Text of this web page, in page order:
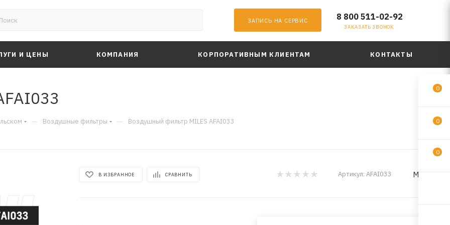
ЗАПИСЬ НА СЕРВИС 8 800 511-02-92
ЗАКАЗАТЬ ЗВОНОК
И ЦЕНЫ КОМПАНИЯ КОРПОРАТИВНЫМ КЛИЕНТАМ КОНТАКТЫ
— Воздушные фильтры — Воздушный фильтр MILES AFAI033
В ИЗБРАННОЕ СРАВНИТЬ Артикул: AFAI033 MILES
0
0
0